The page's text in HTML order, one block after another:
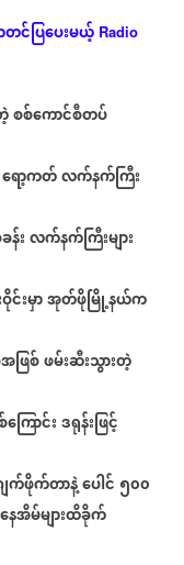
တင်ပြပေးမယ့် Radio
စစ်ကောင်စီတပ်
ရော့ကတ်လက်နက်ကြီး
န်းလက်နက်ကြီးများ
င်းမှာအုတ်ဖိုမြို့နယ်က
အဖြစ်ဖမ်းဆီးသွားတဲ့
ြောင်းဒရုန်းဖြင့်
က်ဖိုက်တာနဲ့ပေါင် ၅၀၀
နေအိမ်များထိခိုက်